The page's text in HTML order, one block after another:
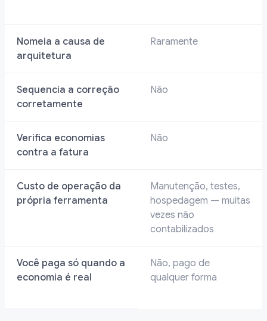
Nomeia a causa de
arquitetura
Raramente
Sequencia a correção
corretamente
Não
Verifica economias
contra a fatura
Não
Custo de operação da
própria ferramenta
Manutenção, testes,
hospedagem — muitas
vezes não
contabilizados
Você paga só quando a
economia é real
Não, pago de
qualquer forma